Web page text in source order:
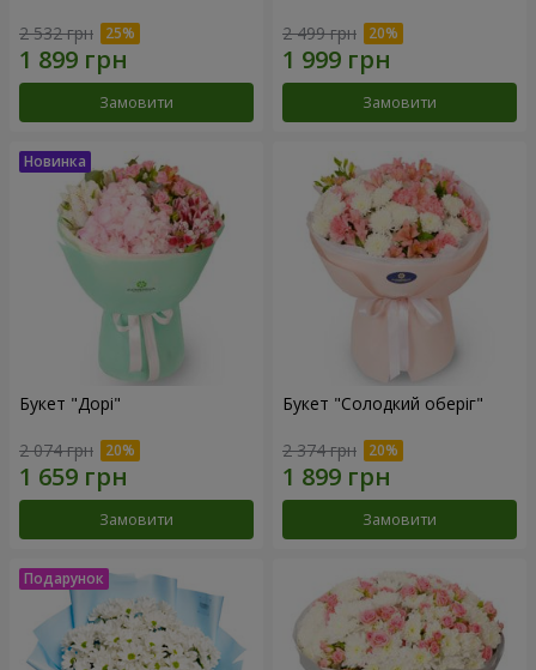
2 532 грн
Замовити
2 499 грн
Замовити
Букет "Дорі"
2 074 грн
Замовити
Букет "Солодкий оберіг"
2 374 грн
Замовити